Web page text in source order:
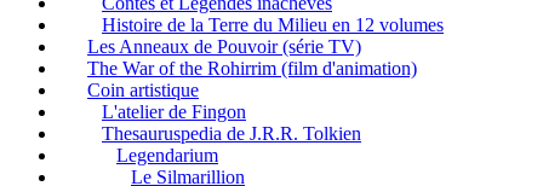
Histoire de la Terre du Milieu en 12 volumes
Les Anneaux de Pouvoir (série TV)
The War of the Rohirrim (film d'animation)
Coin artistique
L'atelier de Fingon
Thesauruspedia de J.R.R. Tolkien
Legendarium
Le Silmarillion